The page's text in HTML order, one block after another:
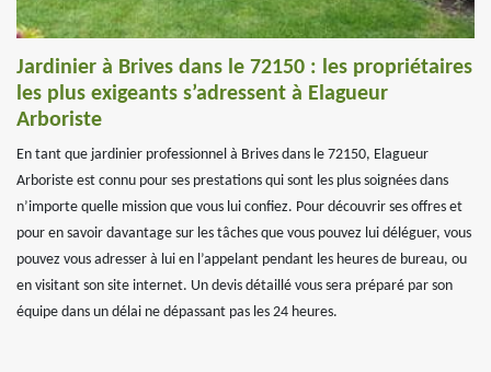
Jardinier à Brives dans le 72150 : les propriétaires
les plus exigeants s’adressent à Elagueur
Arboriste
En tant que jardinier professionnel à Brives dans le 72150, Elagueur
Arboriste est connu pour ses prestations qui sont les plus soignées dans
n’importe quelle mission que vous lui confiez. Pour découvrir ses offres et
pour en savoir davantage sur les tâches que vous pouvez lui déléguer, vous
pouvez vous adresser à lui en l’appelant pendant les heures de bureau, ou
en visitant son site internet. Un devis détaillé vous sera préparé par son
équipe dans un délai ne dépassant pas les 24 heures.